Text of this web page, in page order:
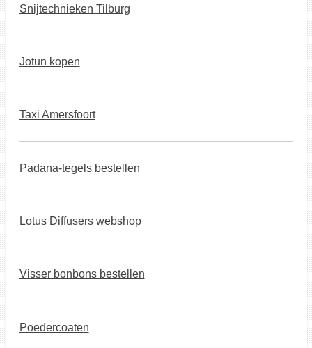
Snijtechnieken Tilburg
Jotun kopen
Taxi Amersfoort
Padana-tegels bestellen
Lotus Diffusers webshop
Visser bonbons bestellen
Poedercoaten